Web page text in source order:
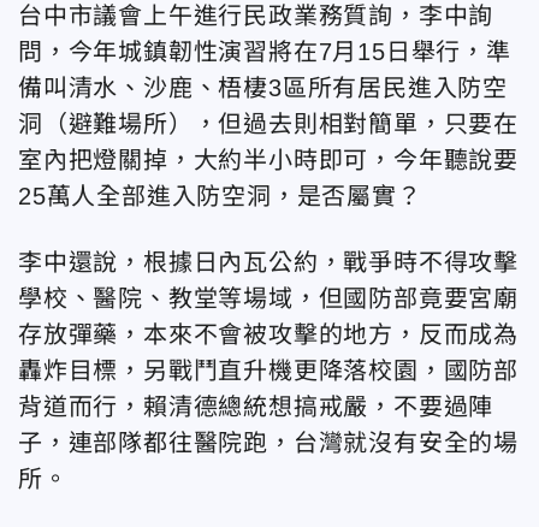
台中市議會上午進行民政業務質詢，李中詢
問，今年城鎮韌性演習將在7月15日舉行，準
備叫清水、沙鹿、梧棲3區所有居民進入防空
洞（避難場所），但過去則相對簡單，只要在
室內把燈關掉，大約半小時即可，今年聽說要
25萬人全部進入防空洞，是否屬實？
李中還說，根據日內瓦公約，戰爭時不得攻擊
學校、醫院、教堂等場域，但國防部竟要宮廟
存放彈藥，本來不會被攻擊的地方，反而成為
轟炸目標，另戰鬥直升機更降落校園，國防部
背道而行，賴清德總統想搞戒嚴，不要過陣
子，連部隊都往醫院跑，台灣就沒有安全的場
所。